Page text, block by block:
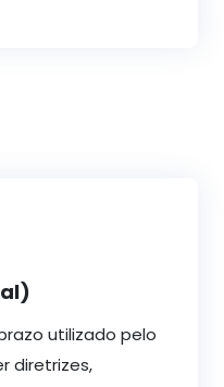
utilizado pelo
diretrizes,